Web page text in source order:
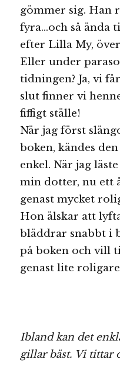
gömmer sig. Han
fyra…och så ända
efter Lilla My,
Eller under
tidningen? Ja, vi
slut finner vi
fiffigt ställe!
När jag först
boken, kändes
enkel. När jag
min dotter, nu ett
genast mycket
Hon älskar att
bläddrar snabbt i
på boken och vill
genast lite
Ibland kan det
gillar bäst. Vi tittar